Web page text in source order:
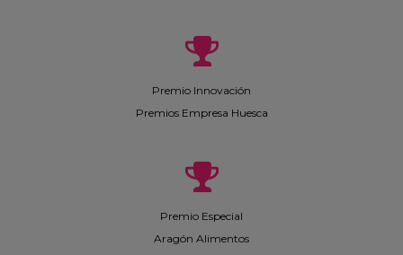
Premio Innovación
Premios Empresa Huesca
Premio Especial
Aragón Alimentos